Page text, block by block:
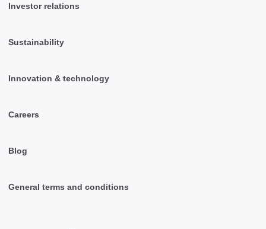
Investor relations
Sustainability
Innovation & technology
Careers
Blog
General terms and conditions